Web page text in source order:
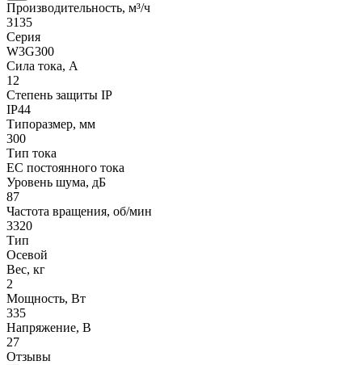
Производительность, м³/ч
3135
Серия
W3G300
Сила тока, А
12
Степень защиты IP
IP44
Типоразмер, мм
300
Тип тока
EC постоянного тока
Уровень шума, дБ
87
Частота вращения, об/мин
3320
Тип
Осевой
Вес, кг
2
Мощность, Вт
335
Напряжение, В
27
Отзывы